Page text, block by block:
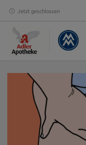
Jetzt geschlossen